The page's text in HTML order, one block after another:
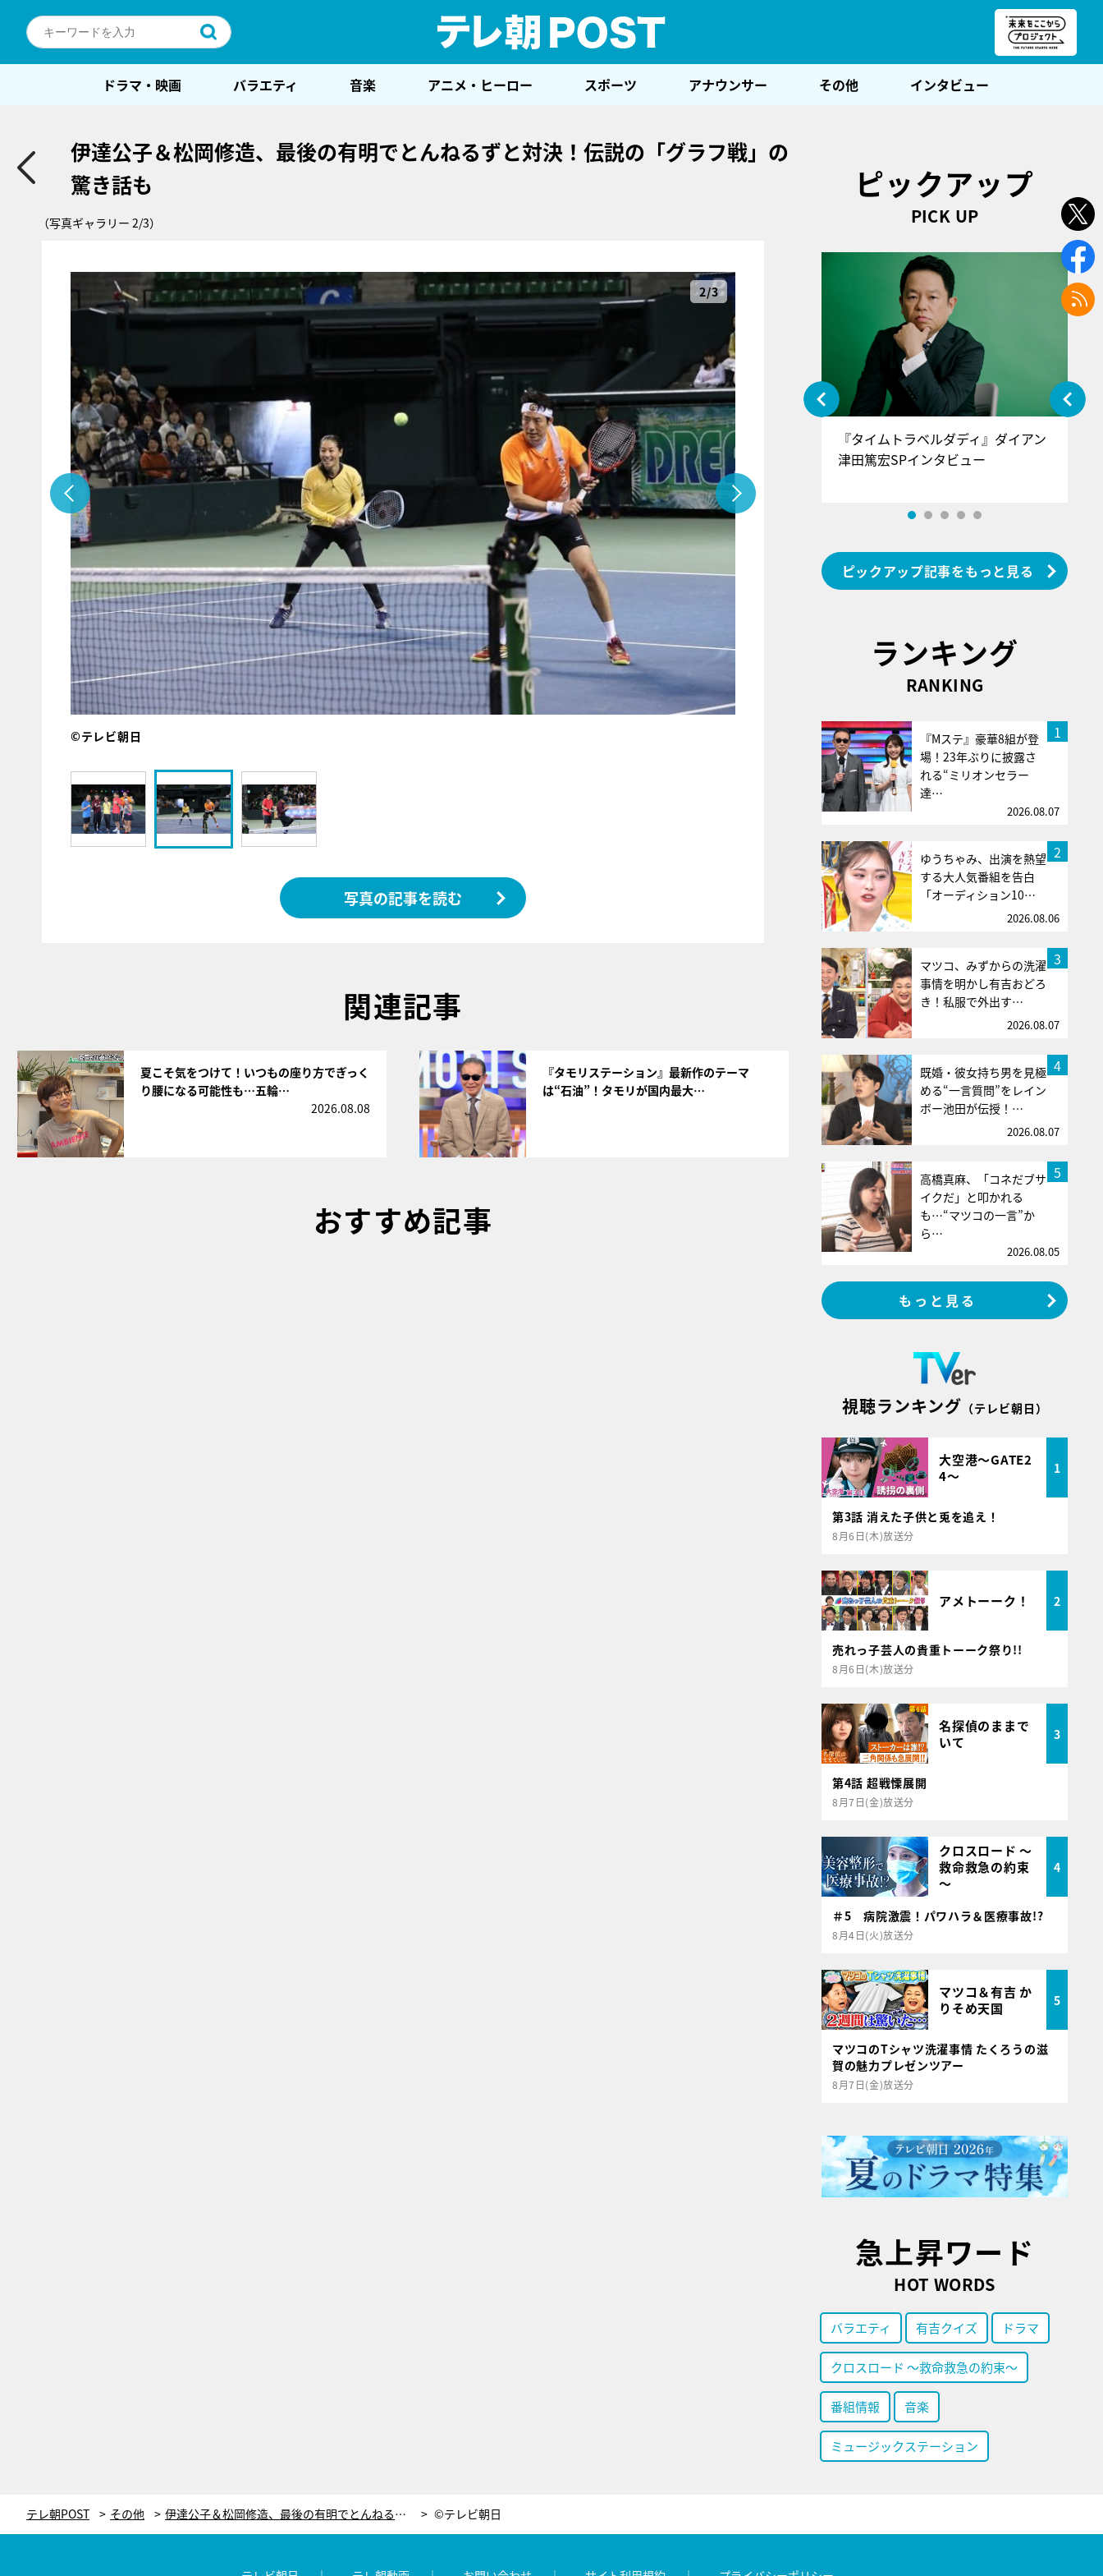
ドラマ・映画 バラエティ 音楽 アニメ・ヒーロー スポーツ アナウンサー その他 インタビュー
伊達公子＆松岡修造、最後の有明でとんねるずと対決！伝説の「グラフ戦」の
驚き話も
（写真ギャラリー 2/3）
2/3
©テレビ朝日
写真の記事を読む
関連記事
夏こそ気をつけて！いつもの座り方でぎっく
り腰になる可能性も…五輪…
2026.08.08
『タモリステーション』最新作のテーマ
は“石油”！タモリが国内最大…
おすすめ記事
ピックアップ
PICK UP
『アイ＝ラブ！げーみんぐ』＝LOV
E齋藤樹愛羅＆佐々木舞香SPインタ
ビュー
『タイムトラベルダディ』ダイアン
津田篤宏SPインタビュー
ピックアップ記事をもっと見る
ランキング
RANKING
1
『Mステ』豪華8組が登
場！23年ぶりに披露さ
れる“ミリオンセラー
達…
2026.08.07
2
ゆうちゃみ、出演を熱望
する大人気番組を告白
「オーディション10…
2026.08.06
3
マツコ、みずからの洗濯
事情を明かし有吉おどろ
き！私服で外出す…
2026.08.07
4
既婚・彼女持ち男を見極
める“一言質問”をレイン
ボー池田が伝授！…
2026.08.07
5
高橋真麻、「コネだブサ
イクだ」と叩かれる
も…“マツコの一言”か
ら…
2026.08.05
もっと見る
視聴ランキング （テレビ朝日）
大空港～GATE2
4～
1
第3話 消えた子供と兎を追え！
8月6日(木)放送分
アメトーーク！ 2
売れっ子芸人の貴重トーーク祭り!!
8月6日(木)放送分
名探偵のままで
いて
3
第4話 超戦慄展開
8月7日(金)放送分
クロスロード ～
救命救急の約束
～
4
＃5 病院激震！パワハラ＆医療事故!?
8月4日(火)放送分
マツコ＆有吉 か
りそめ天国
5
マツコのTシャツ洗濯事情 たくろうの滋
賀の魅力プレゼンツアー
8月7日(金)放送分
急上昇ワード
HOT WORDS
バラエティ 有吉クイズ ドラマ
クロスロード ～救命救急の約束～
番組情報 音楽
ミュージックステーション
テレ朝POST その他 伊達公子＆松岡修造、最後の有明でとんねるずと対決！伝説の「グラフ戦」の驚き話も ©テレビ朝日